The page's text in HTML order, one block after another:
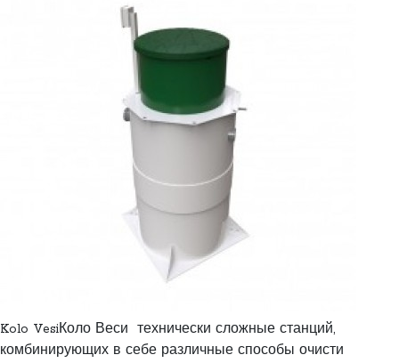
Kolo VesiКоло Веси технически сложные станций,
комбинирующих в себе различные способы очисти